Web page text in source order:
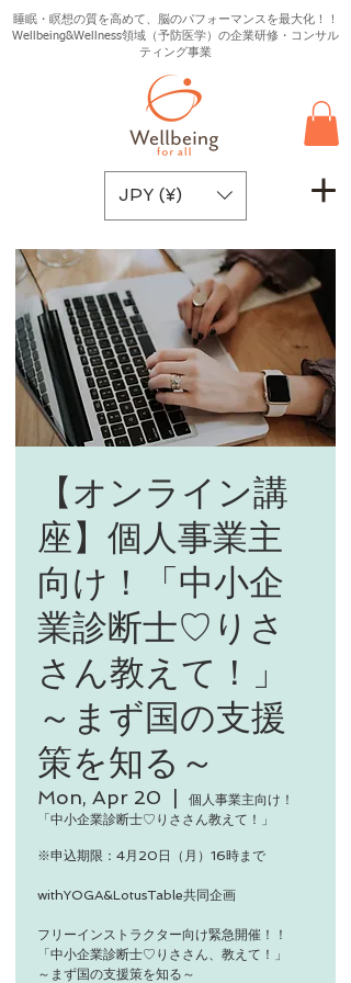
睡眠・瞑想の質を高めて、脳のパフォーマンスを最大化！！
Wellbeing&Wellness領域（予防医学）の企業研修・コンサル
ティング事業
JPY (¥)
【オンライン講
座】個人事業主
向け！「中小企
業診断士♡りさ
さん教えて！」
～まず国の支援
策を知る～
Mon, Apr 20
  |
個人事業主向け！
「中小企業診断士♡りささん教えて！」
※申込期限：4月20日（月）16時まで
withYOGA&LotusTable共同企画
フリーインストラクター向け緊急開催！！
「中小企業診断士♡りささん、教えて！」
～まず国の支援策を知る～